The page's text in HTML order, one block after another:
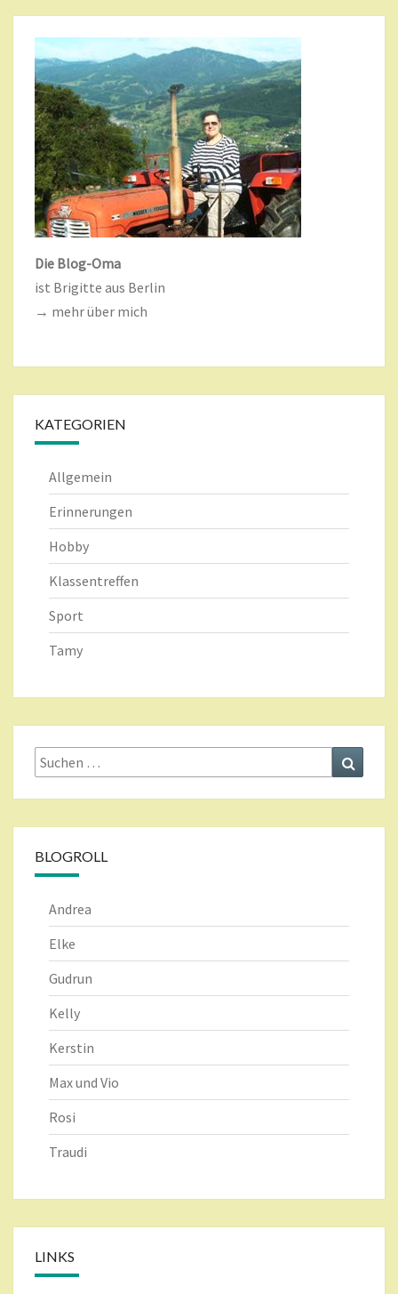
Die Blog-Oma
ist Brigitte aus Berlin
→ mehr über mich
KATEGORIEN
Allgemein
Erinnerungen
Hobby
Klassentreffen
Sport
Tamy
Suche
nach:
BLOGROLL
Andrea
Elke
Gudrun
Kelly
Kerstin
Max und Vio
Rosi
Traudi
LINKS